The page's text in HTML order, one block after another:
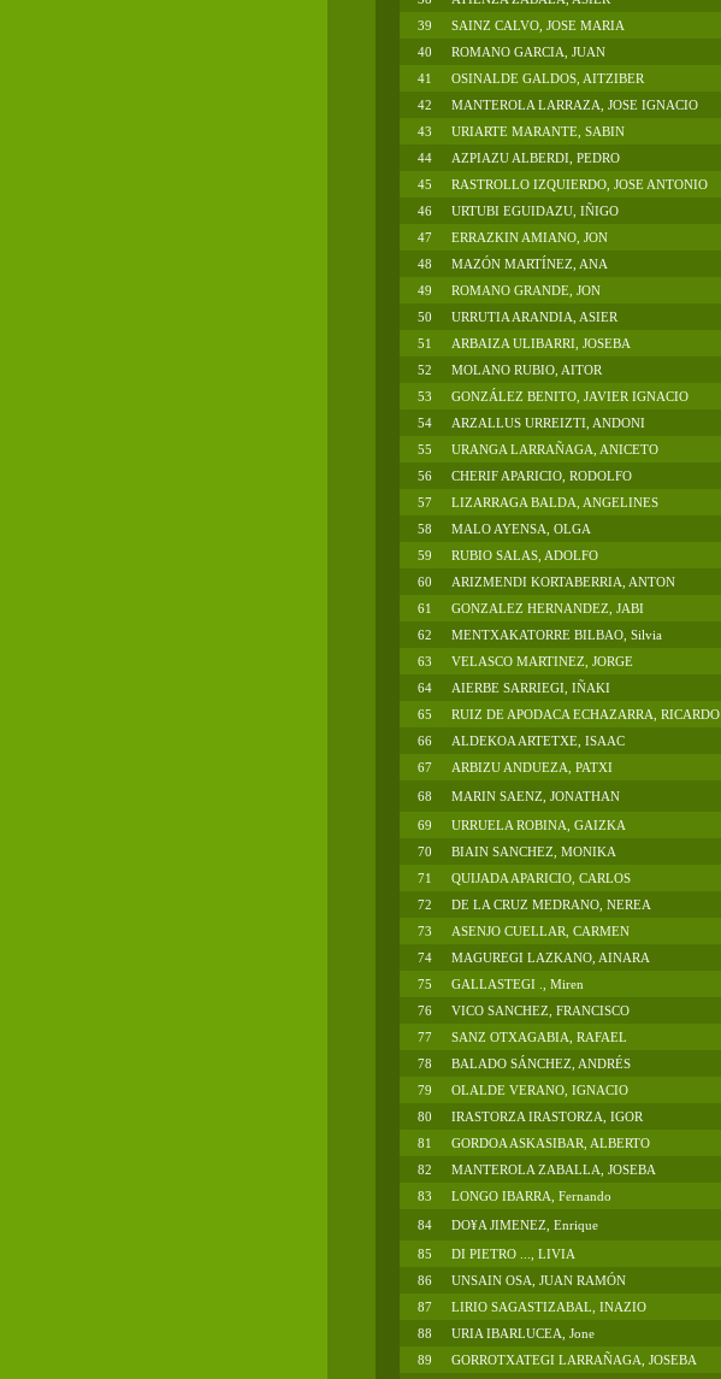
39
SAINZ CALVO, JOSE MARIA
40
ROMANO GARCIA, JUAN
41
OSINALDE GALDOS, AITZIBER
42
MANTEROLA LARRAZA, JOSE IGNACIO
43
URIARTE MARANTE, SABIN
44
AZPIAZU ALBERDI, PEDRO
45
RASTROLLO IZQUIERDO, JOSE ANTONIO
46
URTUBI EGUIDAZU, IÑIGO
47
ERRAZKIN AMIANO, JON
48
MAZÓN MARTÍNEZ, ANA
49
ROMANO GRANDE, JON
50
URRUTIA ARANDIA, ASIER
51
ARBAIZA ULIBARRI, JOSEBA
52
MOLANO RUBIO, AITOR
53
GONZÁLEZ BENITO, JAVIER IGNACIO
54
ARZALLUS URREIZTI, ANDONI
55
URANGA LARRAÑAGA, ANICETO
56
CHERIF APARICIO, RODOLFO
57
LIZARRAGA BALDA, ANGELINES
58
MALO AYENSA, OLGA
59
RUBIO SALAS, ADOLFO
60
ARIZMENDI KORTABERRIA, ANTON
61
GONZALEZ HERNANDEZ, JABI
62
MENTXAKATORRE BILBAO, Silvia
63
VELASCO MARTINEZ, JORGE
64
AIERBE SARRIEGI, IÑAKI
65
RUIZ DE APODACA ECHAZARRA, RICARDO
66
ALDEKOA ARTETXE, ISAAC
67
ARBIZU ANDUEZA, PATXI
68
MARIN SAENZ, JONATHAN
69
URRUELA ROBINA, GAIZKA
70
BIAIN SANCHEZ, MONIKA
71
QUIJADA APARICIO, CARLOS
72
DE LA CRUZ MEDRANO, NEREA
73
ASENJO CUELLAR, CARMEN
74
MAGUREGI LAZKANO, AINARA
75
GALLASTEGI ., Miren
76
VICO SANCHEZ, FRANCISCO
77
SANZ OTXAGABIA, RAFAEL
78
BALADO SÁNCHEZ, ANDRÉS
79
OLALDE VERANO, IGNACIO
80
IRASTORZA IRASTORZA, IGOR
81
GORDOA ASKASIBAR, ALBERTO
82
MANTEROLA ZABALLA, JOSEBA
83
LONGO IBARRA, Fernando
84
DO¥A JIMENEZ, Enrique
85
DI PIETRO ..., LIVIA
86
UNSAIN OSA, JUAN RAMÓN
87
LIRIO SAGASTIZABAL, INAZIO
88
URIA IBARLUCEA, Jone
89
GORROTXATEGI LARRAÑAGA, JOSEBA